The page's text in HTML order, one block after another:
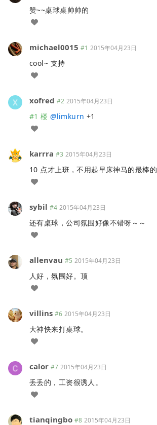
赞~~桌球桌帅帅的
michael0015 #1 2015年04月23日
cool~ 支持
xofred #2 2015年04月23日
#1 楼 @limkurn +1
karrra #3 2015年04月23日
10 点才上班，不用起早床神马的最棒的
sybil #4 2015年04月23日
还有桌球，公司氛围好像不错呀～～
allenvau #5 2015年04月23日
人好，氛围好。顶
villins #6 2015年04月23日
大神快来打桌球。
calor #7 2015年04月23日
丢丢的，工资很诱人。
tianqingbo #8 2015年04月23日